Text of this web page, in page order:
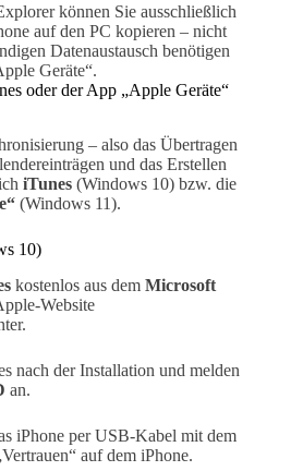
können Sie ausschließlich
auf den PC kopieren – nicht
Datenaustausch benötigen
Geräte“.
oder der App „Apple Geräte“
– also das Übertragen
und das Erstellen
iTunes (Windows 10) bzw. die
(Windows 11).
10)
kostenlos aus dem Microsoft
Website
nach der Installation und melden
an.
iPhone per USB-Kabel mit dem
auf dem iPhone.